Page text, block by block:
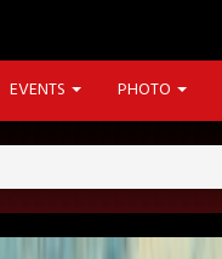
EVENTS PHOTO